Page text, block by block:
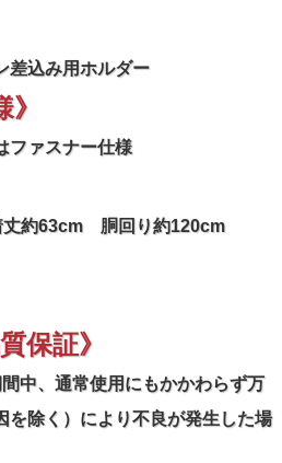
込み用ホルダー
ァスナー仕様
約63cm 胴回り約120cm
保証》
、通常使用にもかかわらず万
除く）により不良が発生した場